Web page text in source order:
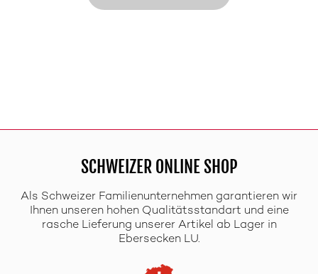
SCHWEIZER ONLINE SHOP
Als Schweizer Familienunternehmen garantieren wir
Ihnen unseren hohen Qualitätsstandart und eine
rasche Lieferung unserer Artikel ab Lager in
Ebersecken LU.